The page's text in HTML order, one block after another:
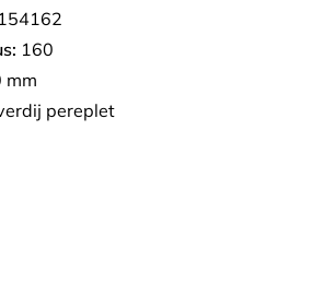
160
mm
pereplet